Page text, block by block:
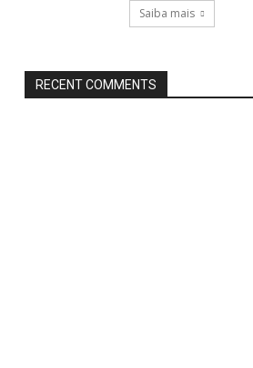
Saiba mais
RECENT COMMENTS